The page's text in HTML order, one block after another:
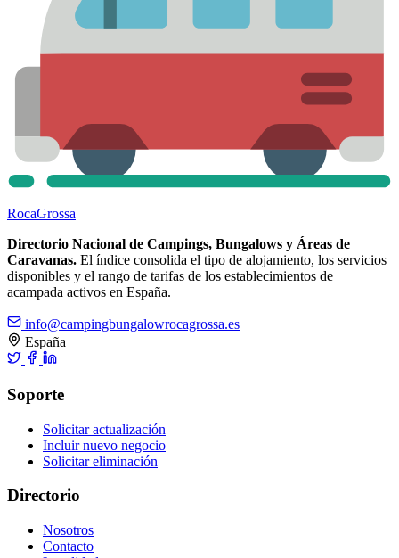
RocaGrossa
Directorio Nacional de Campings, Bungalows y Áreas de
Caravanas. El índice consolida el tipo de alojamiento, los servicios
disponibles y el rango de tarifas de los establecimientos de
acampada activos en España.
info@campingbungalowrocagrossa.es
España
Soporte
Solicitar actualización
Incluir nuevo negocio
Solicitar eliminación
Directorio
Nosotros
Contacto